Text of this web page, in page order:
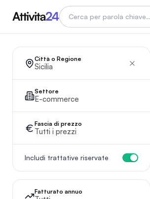
Città o Regione
Sicilia
Settore
E-commerce
Fascia di prezzo
Tutti i prezzi
Includi trattative riservate
Fatturato annuo